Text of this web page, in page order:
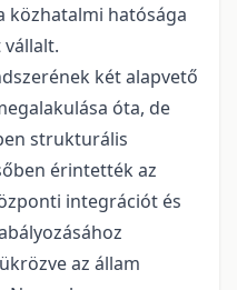
közhatalmi hatósága
két alapvető
óta, de
strukturális
érintették az
integrációt és
az állam